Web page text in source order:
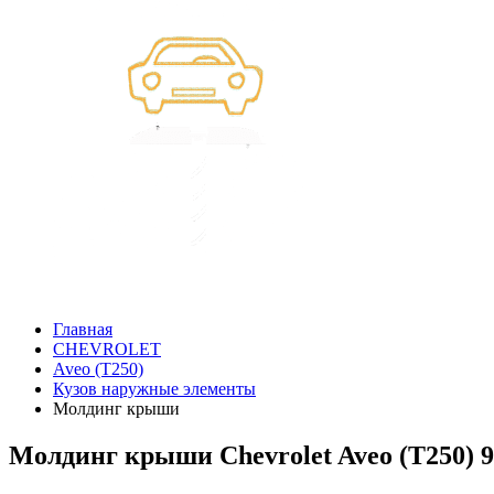
Главная
CHEVROLET
Aveo (T250)
Кузов наружные элементы
Молдинг крыши
Молдинг крыши Chevrolet Aveo (T250)